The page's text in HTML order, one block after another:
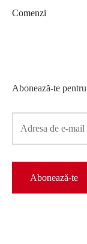
Abonează-te
Comenzi